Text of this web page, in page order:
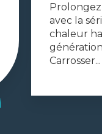
avec la
chaleur
Carrosser...